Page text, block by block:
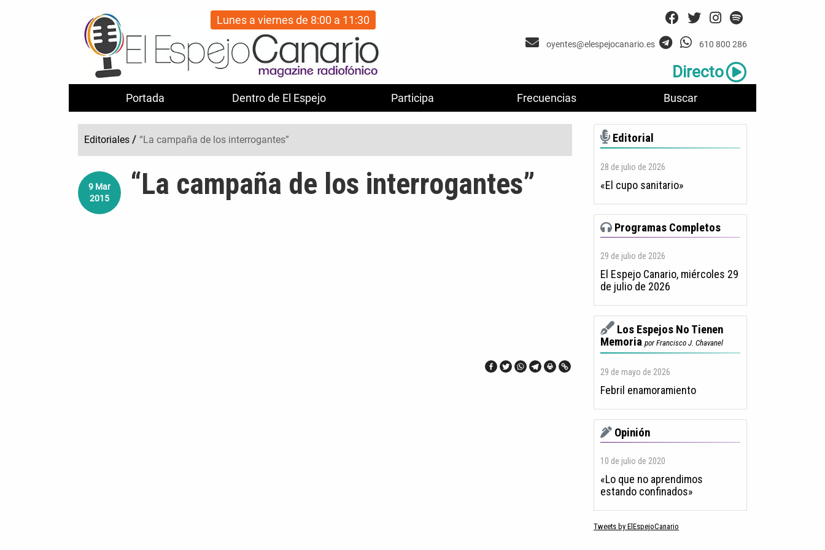
Portada Dentro de El Espejo Participa Frecuencias Buscar
Lunes a viernes de 8:00 a 11:30
oyentes@elespejocanario.es 610 800 286
Directo
Editoriales / “La campaña de los interrogantes”
9 Mar
2015
“La campaña de los interrogantes”
Editorial
28 de julio de 2026
«El cupo sanitario»
Programas Completos
29 de julio de 2026
El Espejo Canario, miércoles 29
de julio de 2026
Los Espejos No Tienen
Memoria por Francisco J. Chavanel
29 de mayo de 2026
Febril enamoramiento
Opinión
10 de julio de 2020
«Lo que no aprendimos
estando confinados»
Tweets by ElEspejoCanario